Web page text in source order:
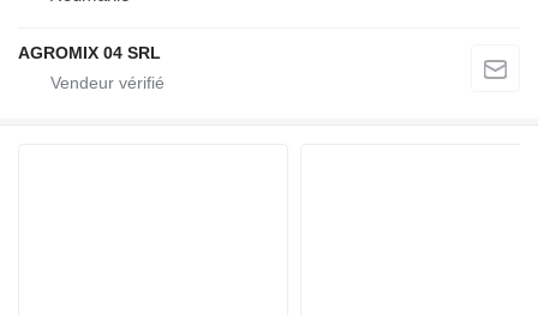
AGROMIX 04 SRL